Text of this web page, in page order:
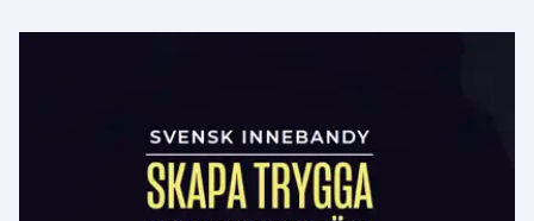
kontakt med barn.
Läs mer här.